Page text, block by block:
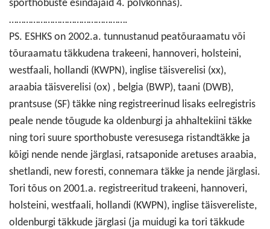
sporthobuste esindajaid 4. põlvkonnas).
………………………………………….
PS. ESHKS on 2002.a. tunnustanud peatõuraamatu või
tõuraamatu täkkudena trakeeni, hannoveri, holsteini,
westfaali, hollandi (KWPN), inglise täisverelisi (xx),
araabia täisverelisi (ox) , belgia (BWP), taani (DWB),
prantsuse (SF) täkke ning registreerinud lisaks eelregistris
peale nende tõugude ka oldenburgi ja ahhaltekiini täkke
ning tori suure sporthobuste veresusega ristandtäkke ja
kõigi nende nende järglasi, ratsaponide aretuses araabia,
shetlandi, new foresti, connemara täkke ja nende järglasi.
Tori tõus on 2001.a. registreeritud trakeeni, hannoveri,
holsteini, westfaali, hollandi (KWPN), inglise täisvereliste,
oldenburgi täkkude järglasi (ja muidugi ka tori täkkude